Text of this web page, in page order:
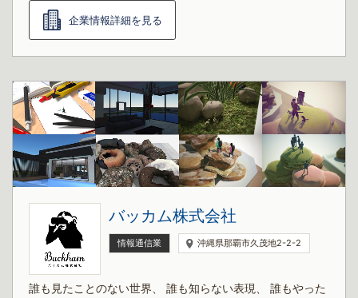
企業情報詳細を見る
バッカム株式会社
情報通信業 沖縄県那覇市久茂地2-2-2
誰も見たことのない世界、 誰も知らない表現、 誰もやった